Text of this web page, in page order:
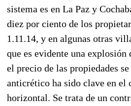
sistema es en La Paz y
diez por ciento de los
1.11.14, y en algunas otras
que es evidente una
el precio de las propiedades
anticrético ha sido clave en el
horizontal. Se trata de un